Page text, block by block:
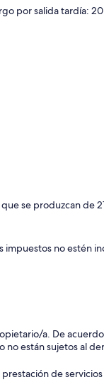
por salida tardía: 20
se produzcan de
no estén
a. De
no están sujetos al
de